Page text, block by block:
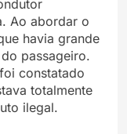
Ao abordar o
havia grande
passageiro.
constatado
totalmente
ilegal.